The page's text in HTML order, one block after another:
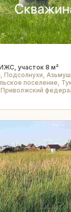
участок 8 м²
Подсолнухи,
поселение,